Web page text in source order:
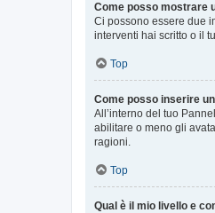
Come posso mostrare
Ci possono essere due
interventi hai scritto o il
Top
Come posso inserire
All’interno del tuo
abilitare o meno gli
ragioni.
Top
Qual è il mio livello e